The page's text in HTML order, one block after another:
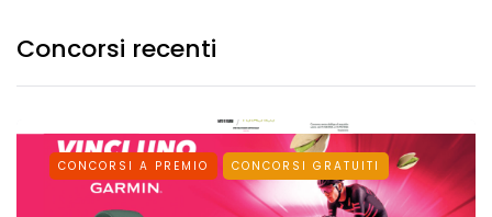
Concorsi recenti
CONCORSI A PREMIO CONCORSI GRATUITI